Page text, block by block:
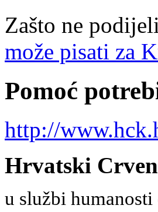
Zašto ne
može pisati za
Pomoć
http://
Hrvatski
u službi humanosti